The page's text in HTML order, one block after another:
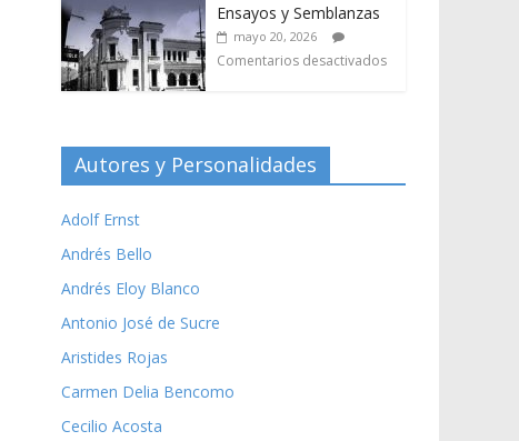
Ensayos y Semblanzas
mayo 20, 2026
Comentarios desactivados
Autores y Personalidades
Adolf Ernst
Andrés Bello
Andrés Eloy Blanco
Antonio José de Sucre
Aristides Rojas
Carmen Delia Bencomo
Cecilio Acosta